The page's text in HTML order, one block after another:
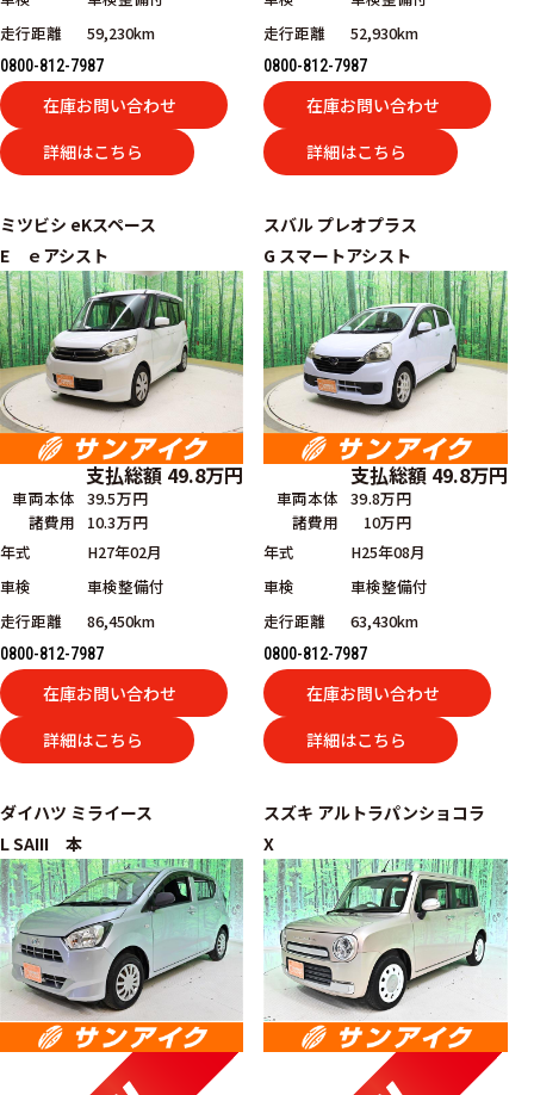
走行距離
59,230km
0800-812-7987
在庫お問い合わせ
詳細はこちら
走行距離
52,930km
0800-812-7987
在庫お問い合わせ
詳細はこちら
ミツビシ eKスペース
E ｅアシスト
支払総額 49.8万円
車両本体 39.5万円
諸費用
10.3万円
年式
H27年02月
車検
車検整備付
走行距離
86,450km
0800-812-7987
在庫お問い合わせ
詳細はこちら
スバル プレオプラス
G スマートアシスト
支払総額 49.8万円
車両本体 39.8万円
諸費用
10万円
年式
H25年08月
車検
車検整備付
走行距離
63,430km
0800-812-7987
在庫お問い合わせ
詳細はこちら
ダイハツ ミライース
L SAIII 本
スズキ アルトラパンショコラ
X